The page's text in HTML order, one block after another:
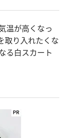
温が高くなっ
取り入れたくな
る白スカート